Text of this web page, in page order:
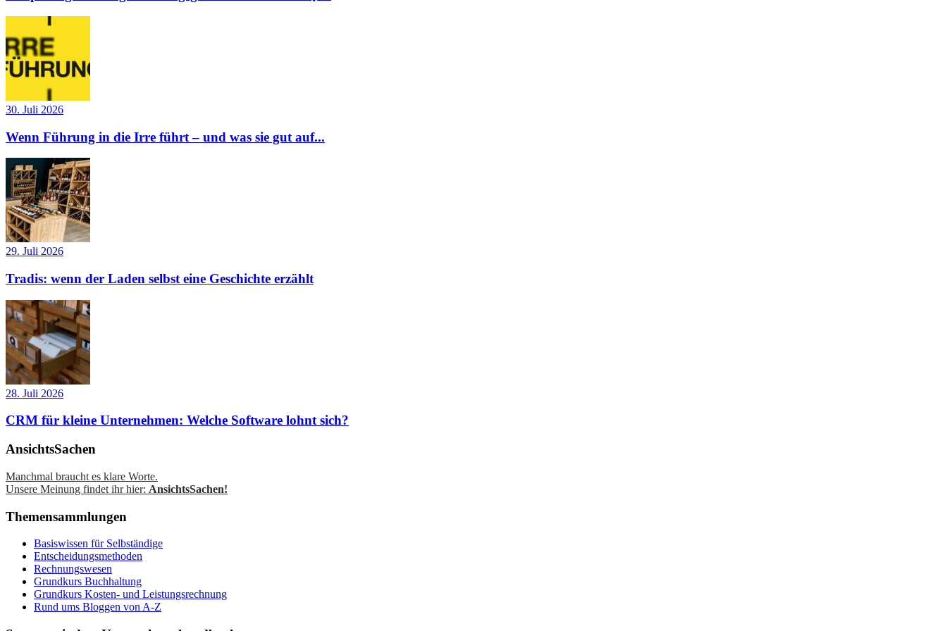
30. Juli 2026
Wenn Führung in die Irre führt – und was sie gut auf...
29. Juli 2026
Tradis: wenn der Laden selbst eine Geschichte erzählt
28. Juli 2026
CRM für kleine Unternehmen: Welche Software lohnt sich?
AnsichtsSachen
Manchmal braucht es klare Worte.
Unsere Meinung findet ihr hier: AnsichtsSachen!
Themensammlungen
Basiswissen für Selbständige
Entscheidungsmethoden
Rechnungswesen
Grundkurs Buchhaltung
Grundkurs Kosten- und Leistungsrechnung
Rund ums Bloggen von A-Z